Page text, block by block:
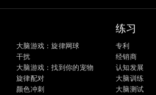
大脑游戏：旋律网球
干扰
大脑游戏：找到你的宠物
旋律配对
颜色冲刺
练习
专利
经销商
认知发展
大脑训练
大脑测试